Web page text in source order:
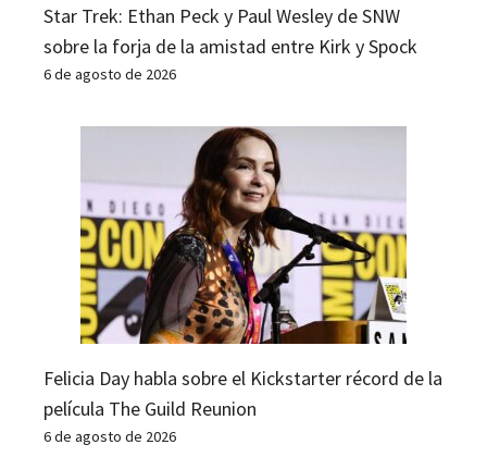
Star Trek: Ethan Peck y Paul Wesley de SNW
sobre la forja de la amistad entre Kirk y Spock
6 de agosto de 2026
Felicia Day habla sobre el Kickstarter récord de la
película The Guild Reunion
6 de agosto de 2026